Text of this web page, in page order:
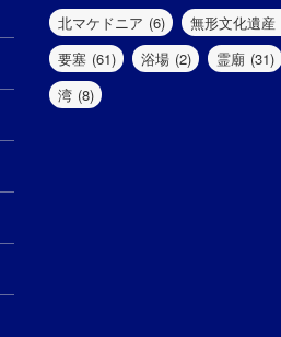
北マケドニア (6) 無形文化遺産
要塞 (61) 浴場 (2) 霊廟 (31)
湾 (8)